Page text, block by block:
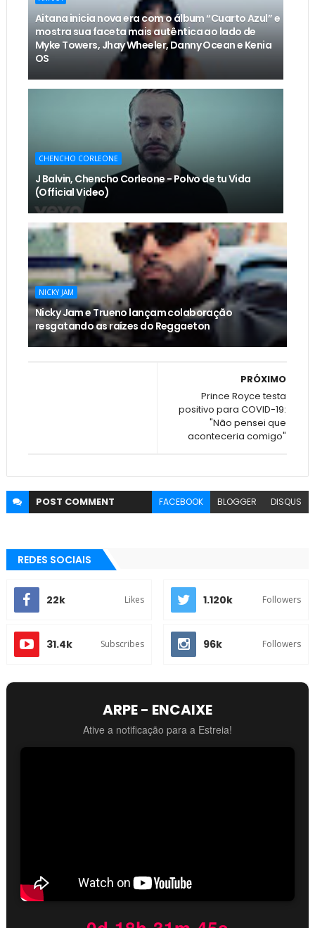
Aitana inicia nova era com o álbum “Cuarto Azul” e
mostra sua faceta mais autêntica ao lado de
Myke Towers, Jhay Wheeler, Danny Ocean e Kenia
OS
CHENCHO CORLEONE
J Balvin, Chencho Corleone - Polvo de tu Vida
(Official Video)
NICKY JAM
Nicky Jam e Trueno lançam colaboração
resgatando as raízes do Reggaeton
PRÓXIMO
Prince Royce testa
positivo para COVID-19:
"Não pensei que
aconteceria comigo"
POST COMMENT FACEBOOK BLOGGER DISQUS
REDES SOCIAIS
22k Likes 1.120k Followers
31.4k Subscribes 96k Followers
ARPE - ENCAIXE
Ative a notificação para a Estreia!